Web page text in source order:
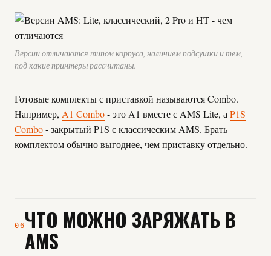
Версии отличаются типом корпуса, наличием подсушки и тем,
под какие принтеры рассчитаны.
Готовые комплекты с приставкой называются Combo.
Например, A1 Combo- это A1 вместе с AMS Lite, аP1S
Combo- закрытый P1S с классическим AMS. Брать
комплектом обычно выгоднее, чем приставку отдельно.
06ЧТО МОЖНО ЗАРЯЖАТЬ В
AMS